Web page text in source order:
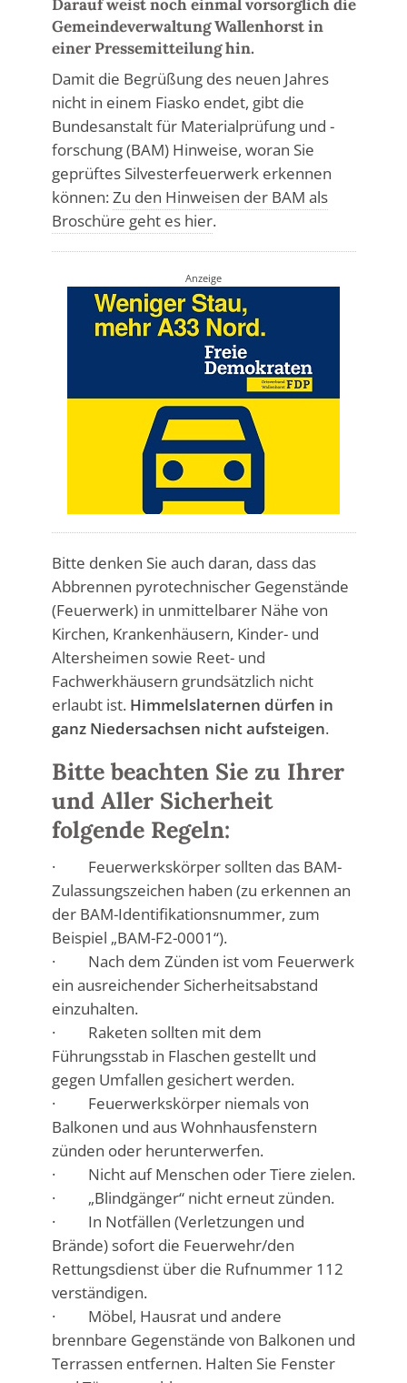
Darauf weist noch einmal vorsorglich die
Gemeindeverwaltung Wallenhorst in
einer Pressemitteilung hin.
Damit die Begrüßung des neuen Jahres
nicht in einem Fiasko endet, gibt die
Bundesanstalt für Materialprüfung und -
forschung (BAM) Hinweise, woran Sie
geprüftes Silvesterfeuerwerk erkennen
können:Zu den Hinweisen der BAM als
Broschüre geht es hier.
Anzeige
Bitte denken Sie auch daran, dass das
Abbrennen pyrotechnischer Gegenstände
(Feuerwerk) in unmittelbarer Nähe von
Kirchen, Krankenhäusern, Kinder- und
Altersheimen sowie Reet- und
Fachwerkhäusern grundsätzlich nicht
erlaubt ist. Himmelslaternen dürfen in
ganz Niedersachsen nicht aufsteigen.
Bitte beachten Sie zu Ihrer
und Aller Sicherheit
folgende Regeln:
· Feuerwerkskörper sollten das BAM-
Zulassungszeichen haben (zu erkennen an
der BAM-Identifikationsnummer, zum
Beispiel „BAM-F2-0001“).
· Nach dem Zünden ist vom Feuerwerk
ein ausreichender Sicherheitsabstand
einzuhalten.
· Raketen sollten mit dem
Führungsstab in Flaschen gestellt und
gegen Umfallen gesichert werden.
· Feuerwerkskörper niemals von
Balkonen und aus Wohnhausfenstern
zünden oder herunterwerfen.
· Nicht auf Menschen oder Tiere zielen.
· „Blindgänger“ nicht erneut zünden.
· In Notfällen (Verletzungen und
Brände) sofort die Feuerwehr/den
Rettungsdienst über die Rufnummer 112
verständigen.
· Möbel, Hausrat und andere
brennbare Gegenstände von Balkonen und
Terrassen entfernen. Halten Sie Fenster